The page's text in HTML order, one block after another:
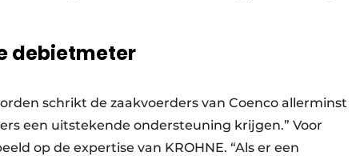
debietmeter
schrikt de zaakvoerders van Coenco allerminst
een uitstekende ondersteuning krijgen.” Voor
op de expertise van KROHNE. “Als er een